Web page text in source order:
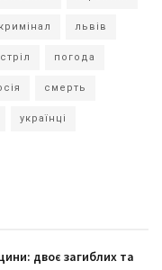
кримінал львів
погода
смерть
українці
двоє загиблих та